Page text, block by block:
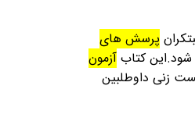
پرسش های
کتاب آزمون
زنی داوطلبین